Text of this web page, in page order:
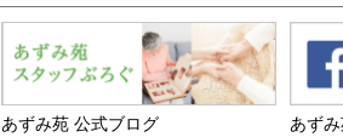
あずみ苑 公式ブログ あず